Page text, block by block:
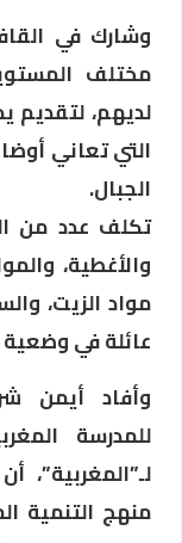
مختلف
لديهم، لتقديم
التي تعاني
الجبال.
تكلف عدد من
والأغطية،
عائلة في
وأفاد أيمن
للمدرسة
لـ”المغربية”،
منهج التنمية